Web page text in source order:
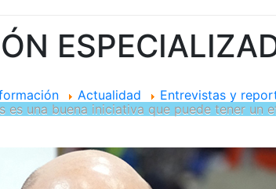
Actualidad Entrevistas y
es una buena iniciativa que puede tener un